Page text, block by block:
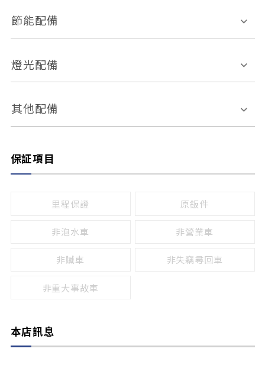
車道偏離警示
自動停車系統 盲點偵測系統
倒車雷達
無
有
外部音源接入
節能配備
引擎啟閉系統
燈光配備
感應頭燈
頭燈光源
其他配備
保証項目
里程保證 原鈑件
非泡水車 非營業車
非贓車 非失竊尋回車
非重大事故車
本店訊息